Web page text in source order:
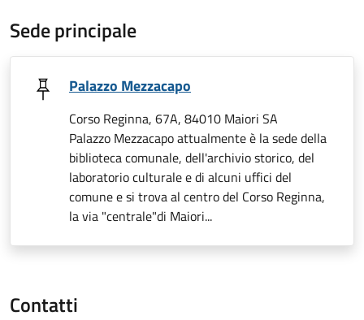
Sede principale
Palazzo Mezzacapo
Corso Reginna, 67A, 84010 Maiori SA
Palazzo Mezzacapo attualmente è la sede della
biblioteca comunale, dell'archivio storico, del
laboratorio culturale e di alcuni uffici del
comune e si trova al centro del Corso Reginna,
la via "centrale"di Maiori...
Contatti